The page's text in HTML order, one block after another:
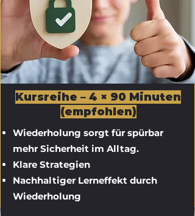
Kursreihe – 4 × 90 Minuten
(empfohlen)
Wiederholung sorgt für spürbar
mehr Sicherheit im Alltag.
Klare Strategien
Nachhaltiger Lerneffekt durch
Wiederholung